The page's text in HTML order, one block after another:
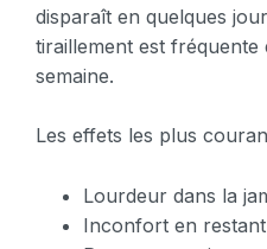
disparaît en quelques
tiraillement est
semaine.
Les effets les plus
Lourdeur dans la
Inconfort en